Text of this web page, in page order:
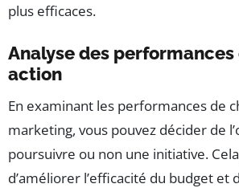
plus efficaces.
Analyse des
action
En examinant les performances de
marketing, vous pouvez décider de
poursuivre ou non une initiative.
d’améliorer l’efficacité du budget et